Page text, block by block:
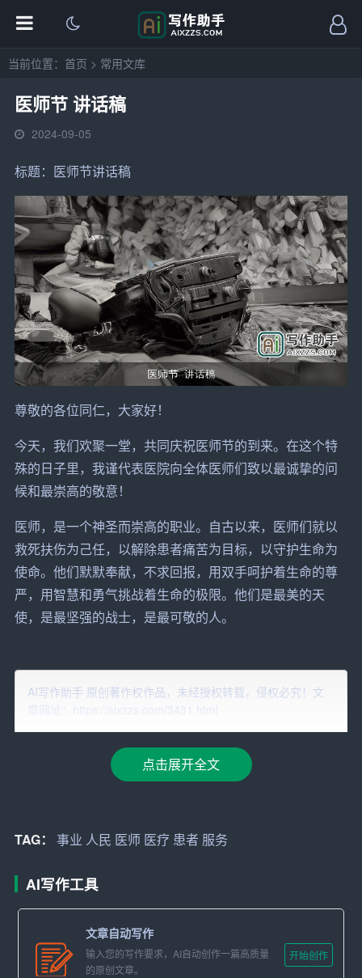
当前位置： 首页 > 常用文库
医师节 讲话稿
2024-09-05
标题： 医师节讲话稿
尊敬的各位同仁，大家好！
今天，我们欢聚一堂，共同庆祝医师节的到来。在这个特
殊的日子里，我谨代表医院向全体医师们致以最诚挚的问
候和最崇高的敬意！
医师，是一个神圣而崇高的职业。自古以来，医师们就以
救死扶伤为己任，以解除患者痛苦为目标，以守护生命为
使命。他们默默奉献，不求回报，用双手呵护着生命的尊
严，用智慧和勇气挑战着生命的极限。他们是最美的天
使，是最坚强的战士，是最可敬的人。
出和卓越贡献，进一步提高医师的社会地位和声誉，增强
医师的职业荣誉感和使命感而设立的。这是一个非常重要
子里，我们应该回顾过去，总结经验，展望未来，不断提
高我们的医疗技术和
服务水平，为患者提供更好的医疗服
领导下，我国医疗卫生 事业 取得了长足的发展，医师队伍
善。特别是在抗击新冠疫情的伟大斗争中，广大医师们临
危受命，英勇无畏，舍小家顾大家，用自己的实际行动诠
释了“医者仁心、为民服务”的精神，为打赢疫情防控阻击战
作出了重大贡献。
AI写作助手 原创著作权作品，未经授权转载，侵权必究！文
章网址：https://aixzzs.com/3431.html
点击展开全文
TAG： 事业 人民 医师 医疗 患者 服务
AI写作工具
文章自动写作
输入您的写作要求，AI自动创作一篇高质量
的原创文章。
开始创作